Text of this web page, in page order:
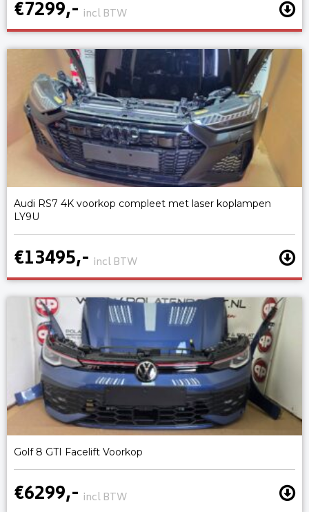
€7299,- incl BTW
Audi RS7 4K voorkop compleet met laser koplampen
LY9U
€13495,- incl BTW
Golf 8 GTI Facelift Voorkop
€6299,- incl BTW